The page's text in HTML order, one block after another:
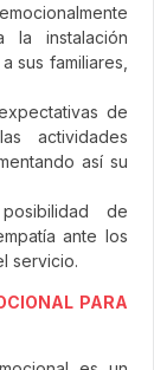
la instalación
sus familiares,
de
actividades
así su
de
ante los
servicio.
PARA